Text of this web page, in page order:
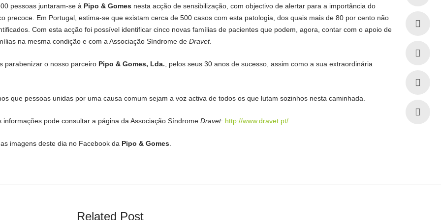
pessoas juntaram-se à Pipo & Gomes nesta acção de sensibilização, com objectivo de alertar para a importância do
precoce. Em Portugal, estima-se que existam cerca de 500 casos com esta patologia, dos quais mais de 80 por cento não
Com esta acção foi possível identificar cinco novas famílias de pacientes que podem, agora, contar com o apoio de
na mesma condição e com a Associação Síndrome de Dravet.
parabenizar o nosso parceiro Pipo & Gomes, Lda. , pelos seus 30 anos de sucesso, assim como a sua extraordinária
que pessoas unidas por uma causa comum sejam a voz activa de todos os que lutam sozinhos nesta caminhada.
informações pode consultar a página da Associação Síndrome Dravet: http://www.dravet.pt/
as imagens deste dia no Facebook da Pipo & Gomes
Related Post